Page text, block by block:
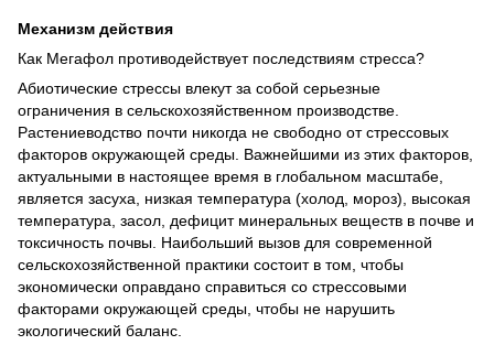
Механизм действия
Как Мегафол противодействует последствиям стресса?
Абиотические стрессы влекут за собой серьезные
ограничения в сельскохозяйственном производстве.
Растениеводство почти никогда не свободно от стрессовых
факторов окружающей среды. Важнейшими из этих факторов,
актуальными в настоящее время в глобальном масштабе,
является засуха, низкая температура (холод, мороз), высокая
температура, засол, дефицит минеральных веществ в почве и
токсичность почвы. Наибольший вызов для современной
сельскохозяйственной практики состоит в том, чтобы
экономически оправдано справиться со стрессовыми
факторами окружающей среды, чтобы не нарушить
экологический баланс.